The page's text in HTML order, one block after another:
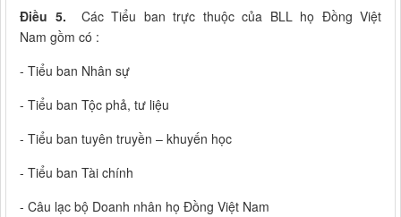
Điều 5. Các Tiểu ban trực thuộc của BLL họ Đồng Việt
Nam gồm có :
- Tiểu ban Nhân sự
- Tiểu ban Tộc phả, tư liệu
- Tiểu ban tuyên truyền – khuyến học
- Tiểu ban Tài chính
- Câu lạc bộ Doanh nhân họ Đồng Việt Nam